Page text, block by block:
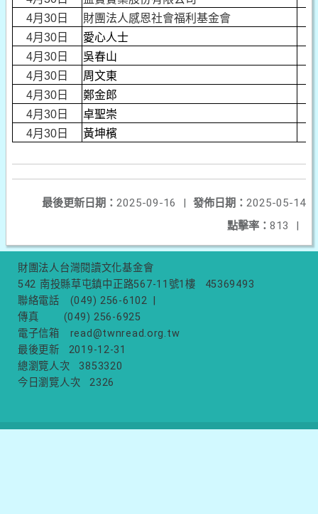
4月30日
財團法人感恩社會福利基金會
4月30日
愛心人士
4月30日
吳春山
4月30日
周文東
4月30日
鄭金郎
4月30日
卓聖崇
4月30日
黃坤檳
發佈日期： 2025-05-14
最後更新日期： 2025-09-16
|
點擊率： 813 |
財團法人台灣閱讀文化基金會
542 南投縣草屯鎮中正路567-11號1樓
45369493
聯絡電話
(049) 256-6102
傳真
(049) 256-6925
電子信箱
read@twnread.org.tw
最後更新
2019-12-31
總瀏覽人次
3853320
今日瀏覽人次
2326